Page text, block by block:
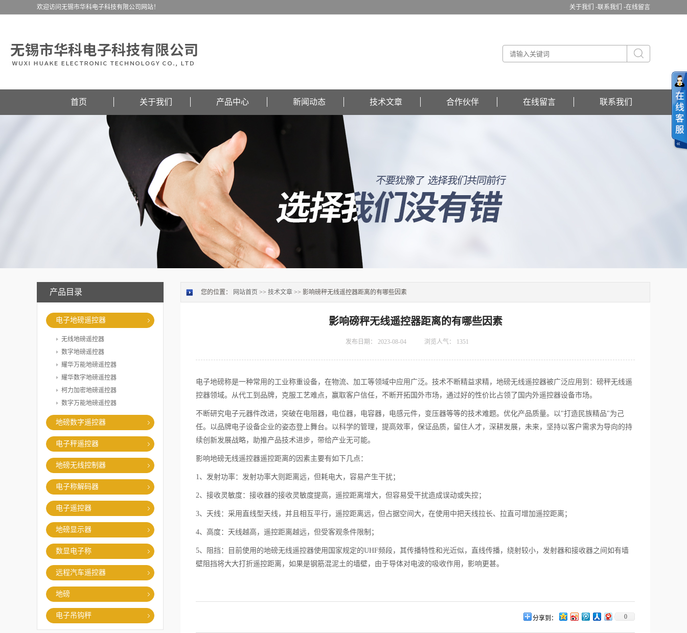
关于我们 -联系我们 -在线留言
欢迎访问无锡市华科电子科技有限公司网站！
首页 关于我们 产品中心 新闻动态 技术文章 合作伙伴 在线留言 联系我们
产品目录
电子地磅遥控器
无线地磅遥控器
数字地磅遥控器
耀华万能地磅遥控器
耀华数字地磅遥控器
柯力加密地磅遥控器
数字万能地磅遥控器
地磅数字遥控器
电子秤遥控器
地磅无线控制器
电子称解码器
电子遥控器
地磅显示器
数显电子称
远程汽车遥控器
地磅
电子吊钩秤
您的位置： 网站首页 >> 技术文章 >> 影响磅秤无线遥控器距离的有哪些因素
影响磅秤无线遥控器距离的有哪些因素
发布日期： 2023-08-04 浏览人气： 1351
电子地磅称是一种常用的工业称重设备，在物流、加工等领域中应用广泛。技术不断精益求精， 地磅无线遥控器被广泛应用到：磅秤无线遥
控器领域。从代工到品牌，克服工艺难点，赢取客户信任，不断开拓国外市场，通过好的性价比占领了国内外遥控器设备市场。
不断研究电子元器件改进，突破在电阻器，电位器，电容器，电感元件，变压器等等的技术难题。优化产品质量。以"打造民族精品"为己
任。以品牌电子设备企业的姿态登上舞台。以科学的管理，提高效率，保证品质，留住人才，深耕发展，未来，坚持以客户需求为导向的持
续创新发展战略，助推产品技术进步，带给产业无可能。
影响地磅无线遥控器遥控距离的因素主要有如下几点：
1、发射功率：发射功率大则距离远，但耗电大，容易产生干扰；
2、接收灵敏度：接收器的接收灵敏度提高，遥控距离增大，但容易受干扰造成误动或失控；
3、天线：采用直线型天线，并且相互平行，遥控距离远，但占据空间大，在使用中把天线拉长、拉直可增加遥控距离；
4、高度：天线越高，遥控距离越远，但受客观条件限制；
5、阻挡：目前使用的地磅无线遥控器使用国家规定的UHF频段，其传播特性和光近似，直线传播，绕射较小，发射器和接收器之间如有墙
壁阻挡将大大打折遥控距离，如果是钢筋混泥土的墙壁，由于导体对电波的吸收作用，影响更甚。
分享到： 0